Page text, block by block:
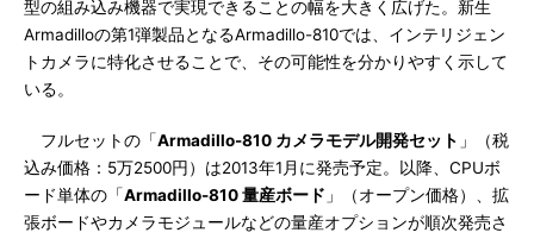
型の組み込み機器で実現できることの幅を大きく広げた。新生
Armadilloの第1弾製品となるArmadillo-810では、インテリジェン
トカメラに特化させることで、その可能性を分かりやすく示して
いる。
フルセットの「Armadillo-810 カメラモデル開発セット 」（税
込み価格：5万2500円）は2013年1月に発売予定。以降、CPUボ
ード単体の「Armadillo-810 量産ボード 」（オープン価格）、拡
張ボードやカメラモジュールなどの量産オプションが順次発売さ